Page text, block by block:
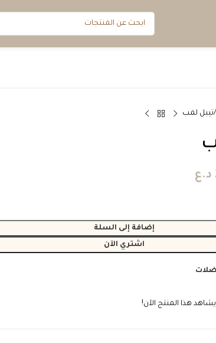
تيبل لمب
د.ع
إضافة إلى السلة
اشتري الآن
هذا المنتج الآن!